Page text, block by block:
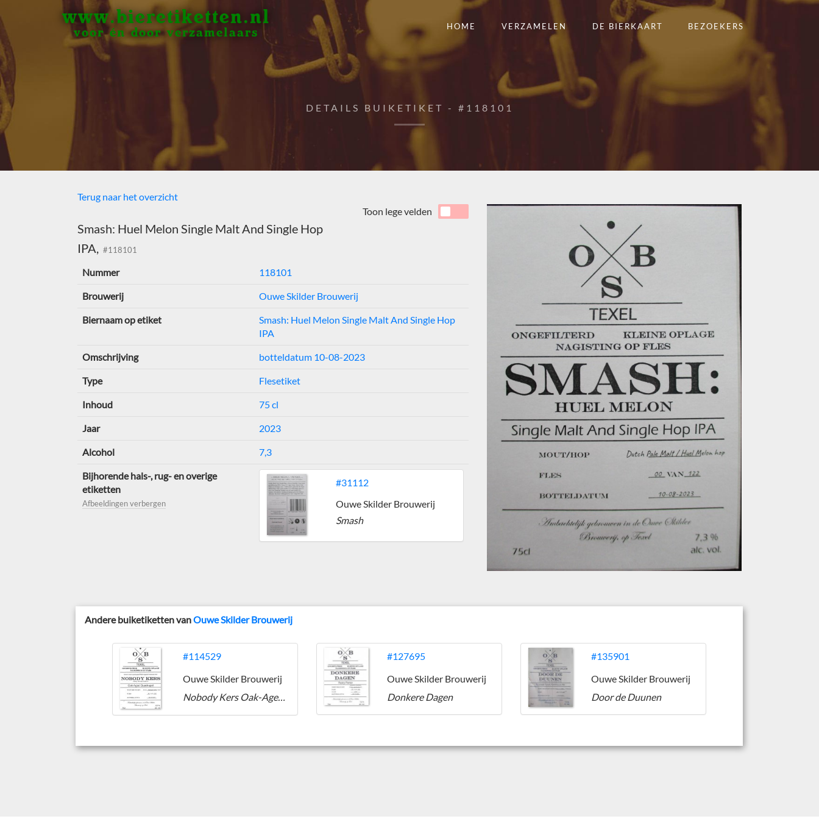
www.bieretiketten.nl
voor én door verzamelaars
HOME VERZAMELEN DE BIERKAART BEZOEKERS
DETAILS BUIKETIKET - #118101
Terug naar het overzicht
Smash: Huel Melon Single Malt And Single Hop
IPA, #118101
Toon lege velden
Nummer 118101
Brouwerij Ouwe Skilder Brouwerij
Biernaam op etiket
Smash: Huel Melon Single Malt And Single Hop
IPA
Omschrijving botteldatum 10-08-2023
Type Flesetiket
Inhoud 75 cl
Jaar 2023
Alcohol 7,3
Bijhorende hals-, rug- en overige
etiketten
Afbeeldingen verbergen
#31112
Ouwe Skilder Brouwerij
Smash
Andere buiketiketten vanOuwe Skilder Brouwerij
#114529
Ouwe Skilder Brouwerij
Nobody Kers Oak-Aged Quadrupel
#127695
Ouwe Skilder Brouwerij
Donkere Dagen
#135901
Ouwe Skilder Brouwerij
Door de Duunen